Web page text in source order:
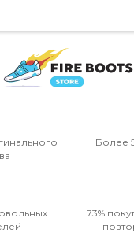
Более
73%